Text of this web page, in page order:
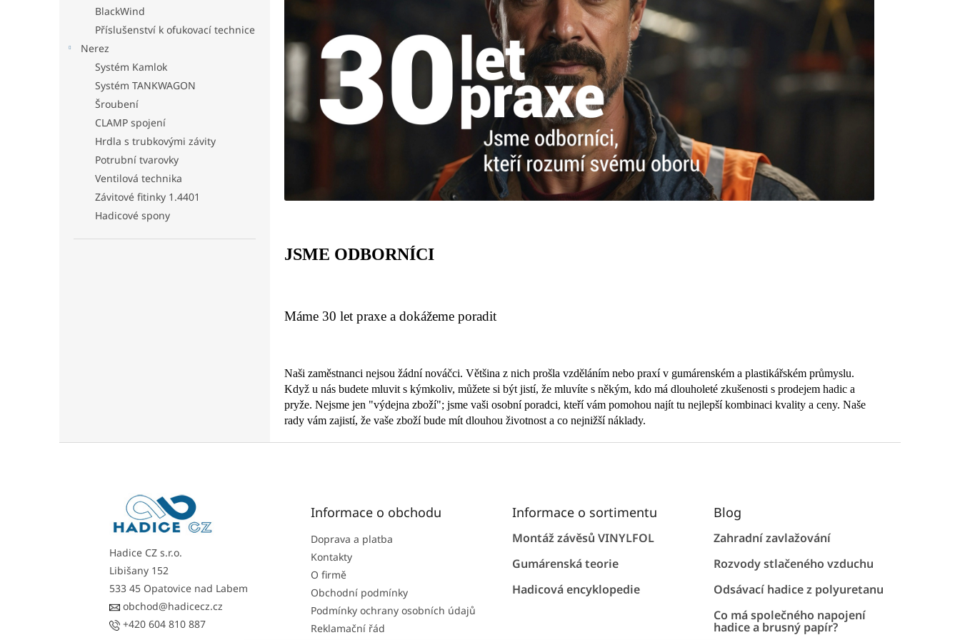
BlackWind
Příslušenství k ofukovací technice
Nerez
Systém Kamlok
Systém TANKWAGON
Šroubení
CLAMP spojení
Hrdla s trubkovými závity
Potrubní tvarovky
Ventilová technika
Závitové fitinky 1.4401
Hadicové spony
JSME ODBORNÍCI
Máme 30 let praxe a dokážeme poradit
Naši zaměstnanci nejsou žádní nováčci. Většina z nich prošla vzděláním nebo praxí v gumárenském a plastikářském průmyslu.
Když u nás budete mluvit s kýmkoliv, můžete si být jistí, že mluvíte s někým, kdo má dlouholeté zkušenosti s prodejem hadic a
pryže. Nejsme jen "výdejna zboží"; jsme vaši osobní poradci, kteří vám pomohou najít tu nejlepší kombinaci kvality a ceny. Naše
rady vám zajistí, že vaše zboží bude mít dlouhou životnost a co nejnižší náklady.
Hadice CZ s.r.o.
Libišany 152
533 45 Opatovice nad Labem
obchod@hadicecz.cz
+420 604 810 887
Informace o obchodu
Doprava a platba
Kontakty
O firmě
Obchodní podmínky
Podmínky ochrany osobních údajů
Reklamační řád
Informace o sortimentu
Montáž závěsů VINYLFOL
Gumárenská teorie
Hadicová encyklopedie
Blog
Zahradní zavlažování
Rozvody stlačeného vzduchu
Odsávací hadice z polyuretanu
Co má společného napojení
hadice a brusný papír?